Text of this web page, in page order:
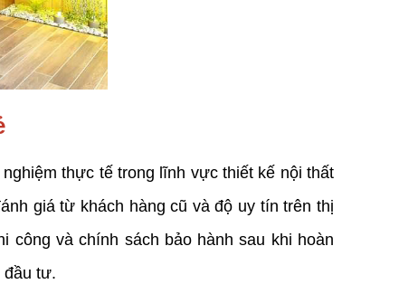
thực tế trong lĩnh vực thiết kế nội thất
giá từ khách hàng cũ và độ uy tín trên thị
và chính sách bảo hành sau khi hoàn
đầu tư.